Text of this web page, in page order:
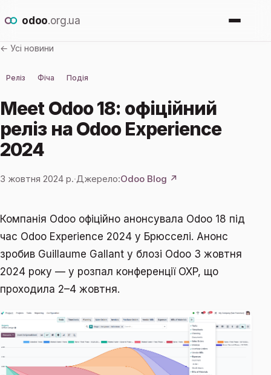
odoo.org.ua
Для кого
Новини
← Усі новини
Реліз Фіча Подія
Meet Odoo 18: офіційний
реліз на Odoo Experience
2024
3 жовтня 2024 р.·Джерело:Odoo Blog ↗
Компанія Odoo офіційно анонсувала Odoo 18 під
час Odoo Experience 2024 у Брюсселі. Анонс
зробив Guillaume Gallant у блозі Odoo 3 жовтня
2024 року — у розпал конференції OXP, що
проходила 2–4 жовтня.